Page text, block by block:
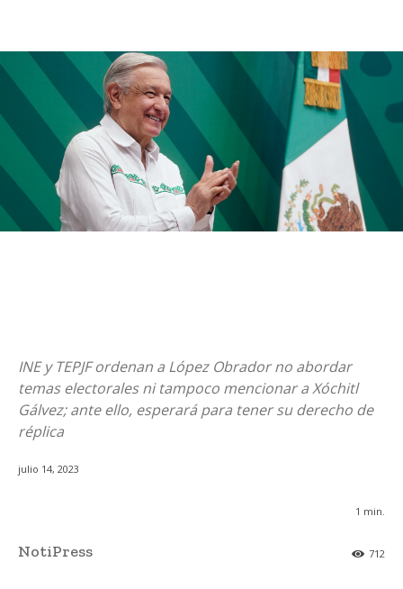
INE y TEPJF ordenan a López Obrador no abordar
temas electorales ni tampoco mencionar a Xóchitl
Gálvez; ante ello, esperará para tener su derecho de
réplica
julio 14, 2023
1 min.
712
NotiPress